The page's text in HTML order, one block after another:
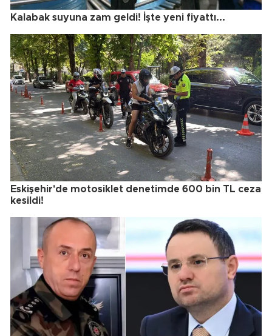
Kalabak suyuna zam geldi! İşte yeni fiyattı...
Eskişehir'de motosiklet denetimde 600 bin TL ceza
kesildi!